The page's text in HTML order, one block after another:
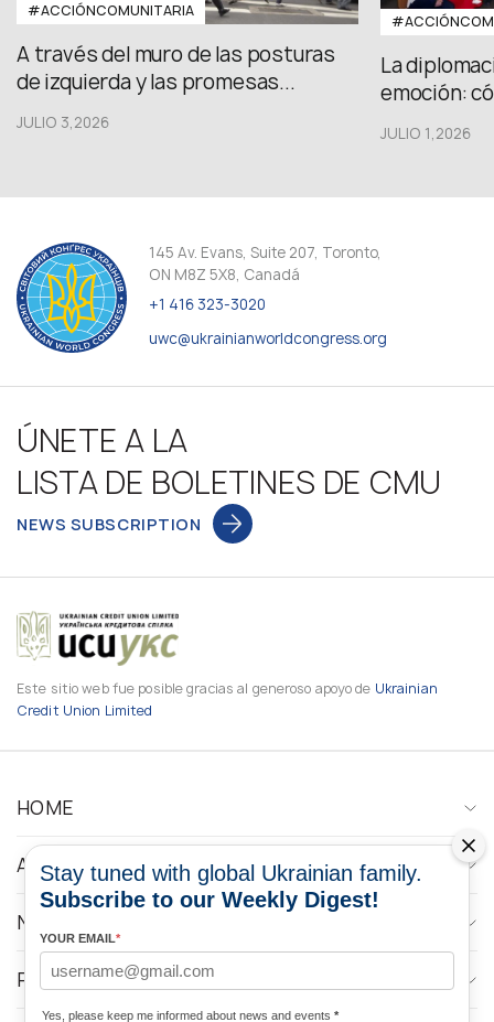
#ACCIÓNCOMUNITARIA
A través del muro de las posturas
de izquierda y las promesas...
JULIO 3,2026
La
emoción:
JULIO 1,2026
145 Av. Evans, Suite 207, Toronto,
ON M8Z 5X8, Canadá
+1 416 323-3020
uwc@ukrainianworldcongress.org
ÚNETE A LA
LISTA DE BOLETINES DE CMU
NEWS SUBSCRIPTION
Este sitio web fue posible gracias al generoso apoyo de Ukrainian
Credit Union Limited
HOME
ABOUT
NEWS
PROGRAMS
Stay tuned with global Ukrainian family.
Subscribe to our Weekly Digest!
YOUR EMAIL*
Yes, please keep me informed about news and events *